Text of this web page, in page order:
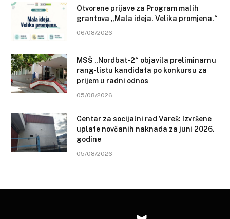
Otvorene prijave za Program malih
grantova „Mala ideja. Velika promjena.“
06/08/2026
MSŠ „Nordbat-2“ objavila preliminarnu
rang-listu kandidata po konkursu za
prijem u radni odnos
05/08/2026
Centar za socijalni rad Vareš: Izvršene
uplate novčanih naknada za juni 2026.
godine
05/08/2026